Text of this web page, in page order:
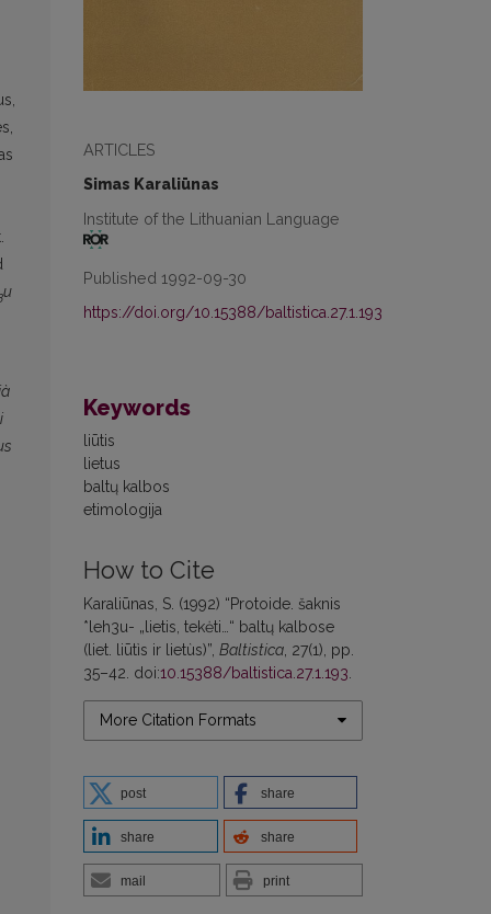
ARTICLES
Simas Karaliūnas
Institute of the Lithuanian Language
Published 1992-09-30
https://doi.org/10.15388/baltistica.27.1.193
Keywords
liūtis
lietus
baltų kalbos
etimologija
How to Cite
Karaliūnas, S. (1992) “Protoide. šaknis
*leh3u- „lietis, tekėti…“ baltų kalbose
(liet. liūtìs ir lietùs)”, Baltistica , 27(1), pp.
35–42. doi:10.15388/baltistica.27.1.193
More Citation Formats
post share
share share
mail print
u